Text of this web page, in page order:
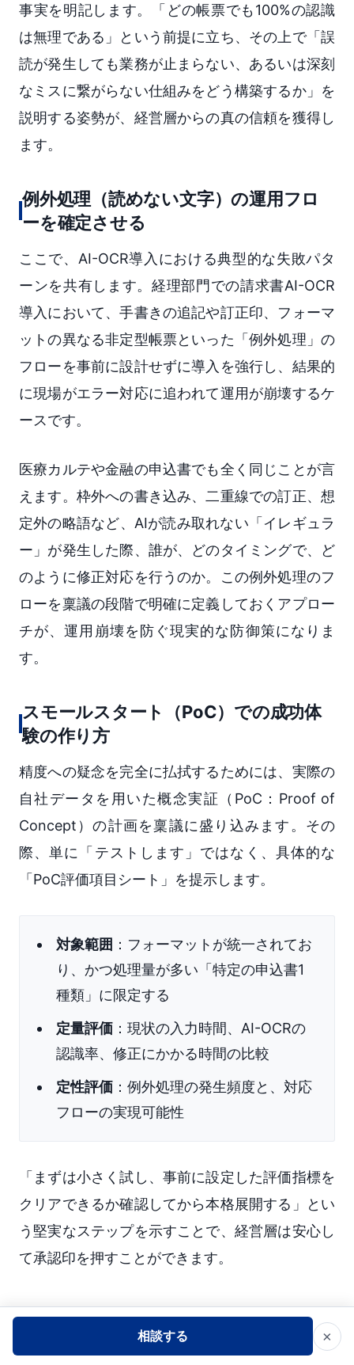
事実を明記します。「どの帳票でも100%の認識
は無理である」という前提に立ち、その上で「誤
読が発生しても業務が止まらない、あるいは深刻
なミスに繋がらない仕組みをどう構築するか」を
説明する姿勢が、経営層からの真の信頼を獲得し
ます。
例外処理（読めない文字）の運用フロ
ーを確定させる
ここで、AI-OCR導入における典型的な失敗パタ
ーンを共有します。経理部門での請求書AI-OCR
導入において、手書きの追記や訂正印、フォーマ
ットの異なる非定型帳票といった「例外処理」の
フローを事前に設計せずに導入を強行し、結果的
に現場がエラー対応に追われて運用が崩壊するケ
ースです。
医療カルテや金融の申込書でも全く同じことが言
えます。枠外への書き込み、二重線での訂正、想
定外の略語など、AIが読み取れない「イレギュラ
ー」が発生した際、誰が、どのタイミングで、ど
のように修正対応を行うのか。この例外処理のフ
ローを稟議の段階で明確に定義しておくアプロー
チが、運用崩壊を防ぐ現実的な防御策になりま
す。
スモールスタート（PoC）での成功体
験の作り方
精度への疑念を完全に払拭するためには、実際の
自社データを用いた概念実証（PoC：Proof of
Concept）の計画を稟議に盛り込みます。その
際、単に「テストします」ではなく、具体的な
「PoC評価項目シート」を提示します。
対象範囲 ：フォーマットが統一されてお
り、かつ処理量が多い「特定の申込書1
種類」に限定する
定量評価 ：現状の入力時間、AI-OCRの
認識率、修正にかかる時間の比較
定性評価 ：例外処理の発生頻度と、対応
フローの実現可能性
「まずは小さく試し、事前に設定した評価指標を
クリアできるか確認してから本格展開する」とい
う堅実なステップを示すことで、経営層は安心し
て承認印を押すことができます。
承認後に迷わないための「次の一
手」：持続可能な運用体制の構築
相談する ×